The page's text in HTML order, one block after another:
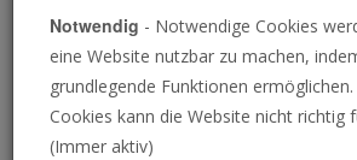
Notwendig - Notwendige Cookies
eine Website nutzbar zu machen,
grundlegende Funktionen
Cookies kann die Website nicht richtig
(Immer aktiv)